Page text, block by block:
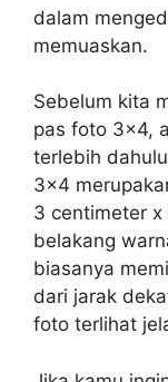
dalam
memuaskan.
Sebelum kita
pas foto 3×4,
terlebih
3×4
3 centimeter
belakang
biasanya
dari jarak
foto terlihat